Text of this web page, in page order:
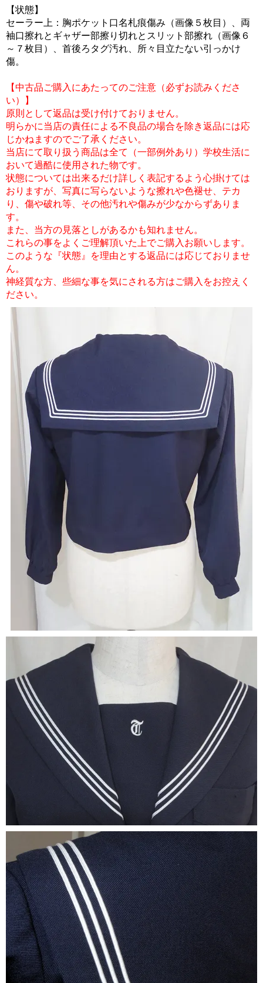
【状態】
セーラー上：胸ポケット口名札痕傷み（画像５枚目）、両
袖口擦れとギャザー部擦り切れとスリット部擦れ（画像６
～７枚目）、首後ろタグ汚れ、所々目立たない引っかけ
傷。
【中古品ご購入にあたってのご注意（必ずお読みくださ
い）】
原則として返品は受け付けておりません。
明らかに当店の責任による不良品の場合を除き返品には応
じかねますのでご了承ください。
当店にて取り扱う商品は全て（一部例外あり）学校生活に
おいて過酷に使用された物です。
状態については出来るだけ詳しく表記するよう心掛けては
おりますが、写真に写らないような擦れや色褪せ、テカ
り、傷や破れ等、その他汚れや傷みが少なからずありま
す。
また、当方の見落としがあるかも知れません。
これらの事をよくご理解頂いた上でご購入お願いします。
このような『状態』を理由とする返品には応じておりませ
ん。
神経質な方、些細な事を気にされる方はご購入をお控えく
ださい。